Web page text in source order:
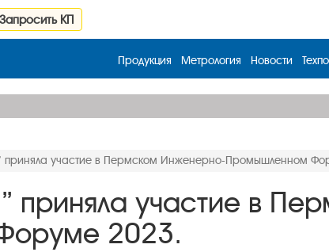
КП
Продукция Метрология Новости
приняла участие в Пермском Инженерно-Промышленном
приняла участие в
2023.